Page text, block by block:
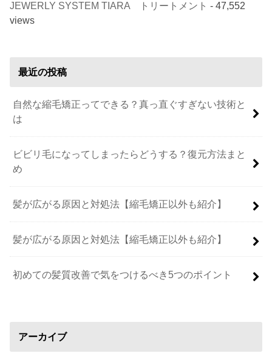
JEWERLY SYSTEM TIARA トリートメント - 47,552
views
最近の投稿
自然な縮毛矯正ってできる？真っ直ぐすぎない技術と
は
ビビリ毛になってしまったらどうする？復元方法まと
め
髪が広がる原因と対処法【縮毛矯正以外も紹介】
髪が広がる原因と対処法【縮毛矯正以外も紹介】
初めての髪質改善で気をつけるべき5つのポイント
アーカイブ